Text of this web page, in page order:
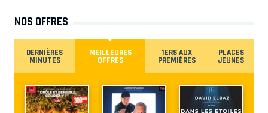
NOS OFFRES
DERNIÈRES
MINUTES
MEILLEURES
OFFRES
1ERS AUX
PREMIÈRES
PLACES
JEUNES